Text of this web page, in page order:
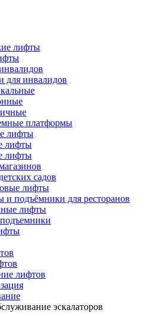
лифты
для инвалидов
платформы
лифты
лифты
лифты
садов
лифты
и подъёмники для ресторанов
лифты
лифтов
эскалаторов